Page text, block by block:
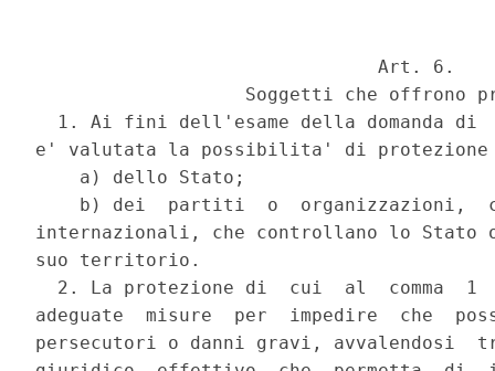
                               Art. 6.
Soggetti che offrono
1. Ai fini dell'esame della domanda di
e' valutata la possibilita' di
    a) dello Stato;
b) dei  partiti  o  organizzazioni,
internazionali, che controllano lo Stato
suo territorio.
2. La protezione di  cui  al  comma  1
adeguate  misure  per  impedire  che
persecutori o danni gravi,